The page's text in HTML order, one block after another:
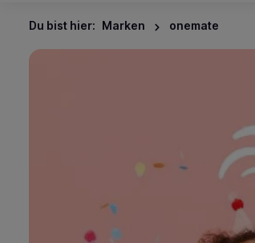
Du bist hier: Marken onemate